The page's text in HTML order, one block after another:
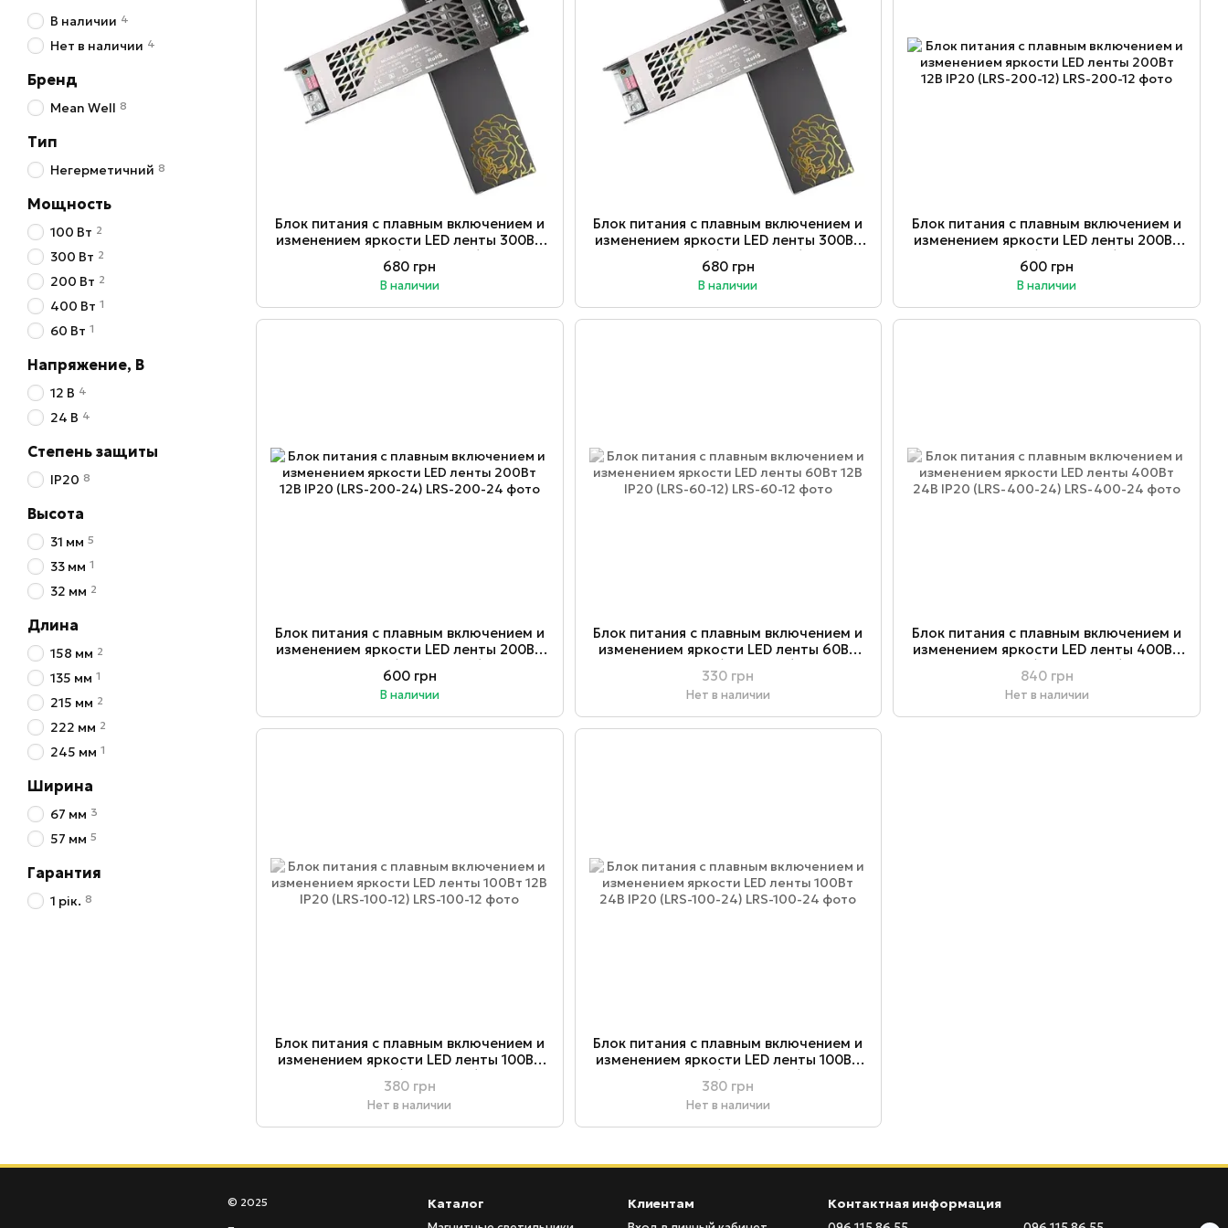
Блок питания с плавным включением и
изменением яркости LED ленты 300Вт
12В IP20 (LRS-300-12)
680 грн
В наличии
Блок питания с плавным включением и
изменением яркости LED ленты 300Вт
24В IP20 (LRS-300-24)
680 грн
В наличии
Блок питания с плавным включением и
изменением яркости LED ленты 200Вт
12В IP20 (LRS-200-12)
600 грн
В наличии
Блок питания с плавным включением и
изменением яркости LED ленты 200Вт
12В IP20 (LRS-200-24)
600 грн
В наличии
Блок питания с плавным включением и
изменением яркости LED ленты 60Вт
330 грн
Нет в наличии
Блок питания с плавным включением и
изменением яркости LED ленты 400Вт
840 грн
Нет в наличии
Блок питания с плавным включением и
изменением яркости LED ленты 100Вт
12В IP20 (LRS-100-12)
380 грн
Нет в наличии
Блок питания с плавным включением и
изменением яркости LED ленты 100Вт
24В IP20 (LRS-100-24)
380 грн
Нет в наличии
В наличии 4
Нет в наличии 4
Бренд
Mean Well 8
Тип
Негерметичний 8
Мощность
100 Вт 2
300 Вт 2
200 Вт 2
400 Вт 1
60 Вт 1
Напряжение, В
12 В 4
24 В 4
Степень защиты
IP20 8
Высота
31 мм 5
33 мм 1
32 мм 2
Длина
158 мм 2
135 мм 1
215 мм 2
222 мм 2
245 мм 1
Ширина
67 мм 3
57 мм 5
Гарантия
1 рік. 8
© 2025 Каталог Клиентам Контактная информация